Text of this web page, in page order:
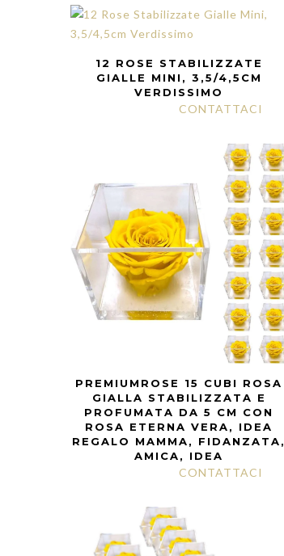
12 ROSE STABILIZZATE
GIALLE MINI, 3,5/4,5CM
VERDISSIMO
CONTATTACI
PREMIUMROSE 15 CUBI ROSA
GIALLA STABILIZZATA E
PROFUMATA DA 5 CM CON
ROSA ETERNA VERA, IDEA
REGALO MAMMA, FIDANZATA,
AMICA, IDEA
CONTATTACI